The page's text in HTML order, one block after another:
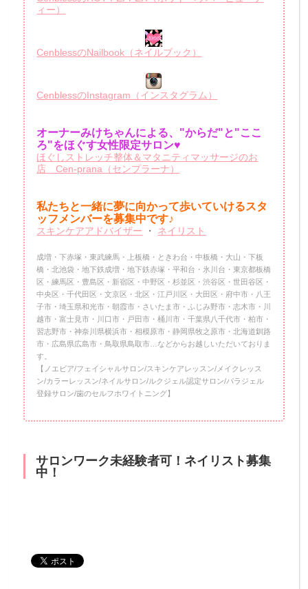
ィー）
CenblessのNailbook（ネイルブック）
CenblessのInstagram（インスタグラム）
オーナーみけちゃんによる、"からだ"と"ここ
ろ"をほぐす女性限定サロン♥
ほぐしストレッチ整体＆マタニティマッサージのお
店 Cen-prana（センプラーナ）
私たちと一緒に夢に向かって歩いていけるスタ
ッフメンバーを募集中です♪
スキンケアアドバイザー ・ ネイリスト
成増・下赤塚・東武練馬・上板橋・ときわ台・中板橋・大山・下板
橋・北池袋・地下鉄成増・地下鉄赤塚・平和台・氷川台・東京都板橋
区・練馬区・豊島区・新宿区・中野区・杉並区・渋谷区・世田谷区・
中央区・千代田区・文京区・北区・江戸川区・大田区・府中市・八王
子市・埼玉県和光市・朝霞市・さいたま市・ふじみ野市・志木市・川
越市・富士見市・川口市・戸田市・桶川市・千葉県八千代市・柏市・
習志野市・神奈川県横浜市・相模原市・静岡県牧之原市・北海道釧路
市・広島県広島市・鳥取県鳥取市…などからお越しいただいておりま
す。
【ノエビア/フェイシャルサロン/スキンケアレッスン/メイクレッス
ン/カラーレッスン/ネイルサロン/ルクジェル認定サロン/パラジェル
登録サロン/歯のセルフホワイトニング】
サロンワーク未経験者可！ネイリスト募集
中！